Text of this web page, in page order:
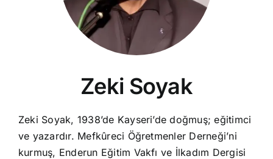
Zeki Soyak
Zeki Soyak, 1938’de Kayseri’de doğmuş; eğitimci
ve yazardır. Mefkûreci Öğretmenler Derneği’ni
kurmuş, Enderun Eğitim Vakfı ve İlkadım Dergisi